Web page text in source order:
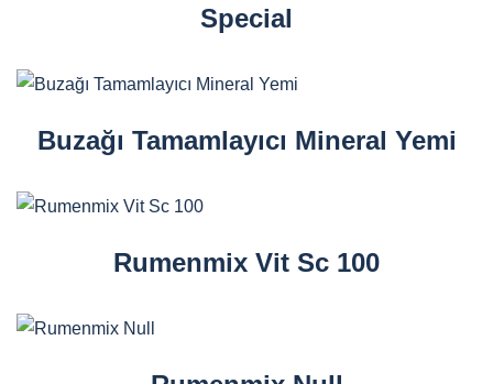
Special
Buzağı Tamamlayıcı Mineral Yemi
Rumenmix Vit Sc 100